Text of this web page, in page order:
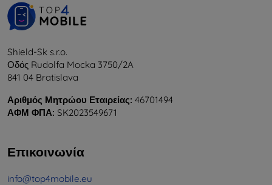
Shield-Sk s.r.o.
Οδός Rudolfa Mocka 3750/2A
841 04 Bratislava
Αριθμός Μητρώου Εταιρείας: 46701494
ΑΦΜ ΦΠΑ: SK2023549671
Επικοινωνία
info@top4mobile.eu